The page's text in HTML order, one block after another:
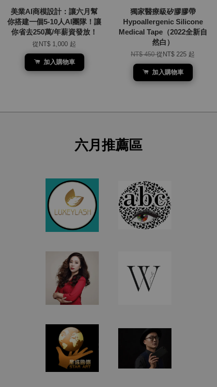
美業AI商模設計：讓六月幫
你搭建一個5-10人AI團隊！讓
你省去250萬/年薪資發放！
從 NT$ 1,000 起
加入購物車
獨家醫療級矽膠膠帶
Hypoallergenic Silicone
Medical Tape（2022全新自
然白）
NT$ 450從 NT$ 225 起
加入購物車
六月推薦區